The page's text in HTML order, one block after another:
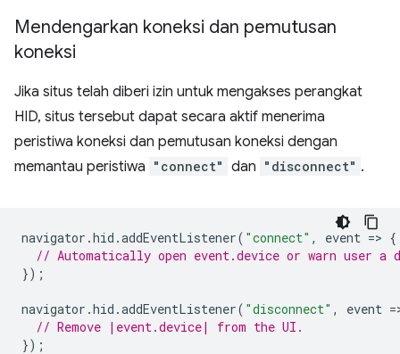
Mendengarkan koneksi dan pemutusan
koneksi
Jika situs telah diberi izin untuk mengakses perangkat
HID, situs tersebut dapat secara aktif menerima
peristiwa koneksi dan pemutusan koneksi dengan
memantau peristiwa "connect" dan "disconnect" .
navigator .hid .addEventListener( "connect" , event => {
// Automatically open event.device or warn user
});
navigator .hid .addEventListener( "disconnect" , event =
// Remove |event.device| from the UI.
});